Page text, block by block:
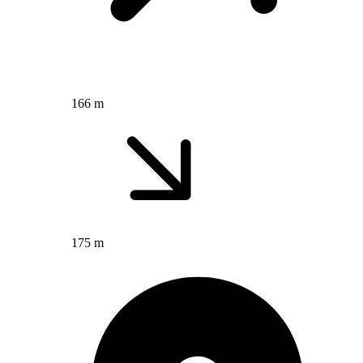
166 m
175 m